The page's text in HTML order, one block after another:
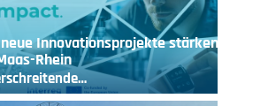
neue Innovationsprojekte stärken
Rhein